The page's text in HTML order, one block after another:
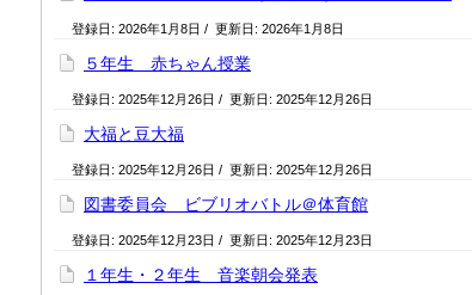
登録日: 2026年1月8日 / 更新日: 2026年1月8日
５年生 赤ちゃん授業
登録日: 2025年12月26日 / 更新日: 2025年12月26日
大福と豆大福
登録日: 2025年12月26日 / 更新日: 2025年12月26日
図書委員会 ビブリオバトル＠体育館
登録日: 2025年12月23日 / 更新日: 2025年12月23日
１年生・２年生 音楽朝会発表